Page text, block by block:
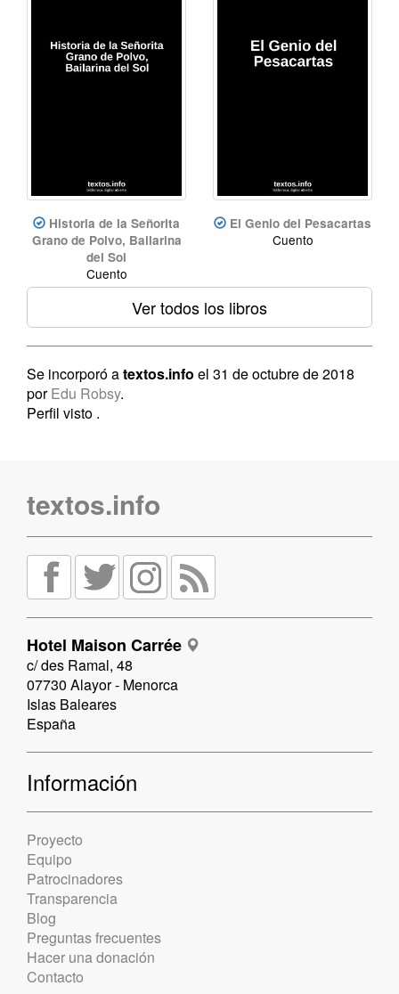
Historia de la Señorita
Grano de Polvo, Bailarina
del Sol
Cuento
El Genio del Pesacartas
Cuento
Ver todos los libros
Se incorporó atextos.info el 31 de octubre de 2018
porEdu Robsy.
Perfil visto .
textos.info
Hotel Maison Carrée
c/ des Ramal, 48
07730 Alayor - Menorca
Islas Baleares
España
Información
Proyecto
Equipo
Patrocinadores
Transparencia
Blog
Preguntas frecuentes
Hacer una donación
Contacto